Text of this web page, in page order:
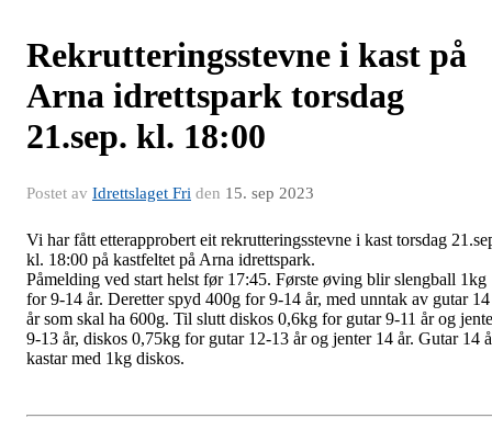
Rekrutteringsstevne i kast på
Arna idrettspark torsdag
21.sep. kl. 18:00
Postet av Idrettslaget Fri den 15. sep 2023
Vi har fått etterapprobert eit rekrutteringsstevne i kast torsdag
kl. 18:00 på kastfeltet på Arna idrettspark.
Påmelding ved start helst før 17:45. Første øving blir slengball 1kg
for 9-14 år. Deretter spyd 400g for 9-14 år, med unntak av gutar 14
år som skal ha 600g. Til slutt diskos 0,6kg for gutar 9-11 år og
9-13 år, diskos 0,75kg for gutar 12-13 år og jenter 14 år. Gutar 14
kastar med 1kg diskos.